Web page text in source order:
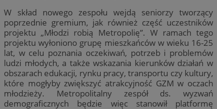
W skład nowego zespołu wejdą seniorzy tworzący
poprzednie gremium, jak również część uczestników
projektu „Młodzi robią Metropolię”. W ramach tego
projektu wyłoniono grupę mieszkańców w wieku 16-25
lat, w celu poznania oczekiwań, potrzeb i problemów
ludzi młodych, a także wskazania kierunków działań w
obszarach edukacji, rynku pracy, transportu czy kultury,
które mogłyby zwiększyć atrakcyjność GZM w oczach
młodzieży. Metropolitalny zespół ds. wyzwań
demograficznych będzie więc stanowił platformę